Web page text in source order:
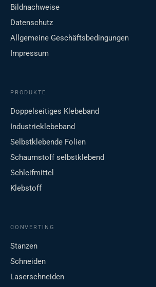
Bildnachweise
Datenschutz
Allgemeine Geschäftsbedingungen
Impressum
PRODUKTE
Doppelseitiges Klebeband
Industrieklebeband
Selbstklebende Folien
Schaumstoff selbstklebend
Schleifmittel
Klebstoff
CONVERTING
Stanzen
Schneiden
Laserschneiden